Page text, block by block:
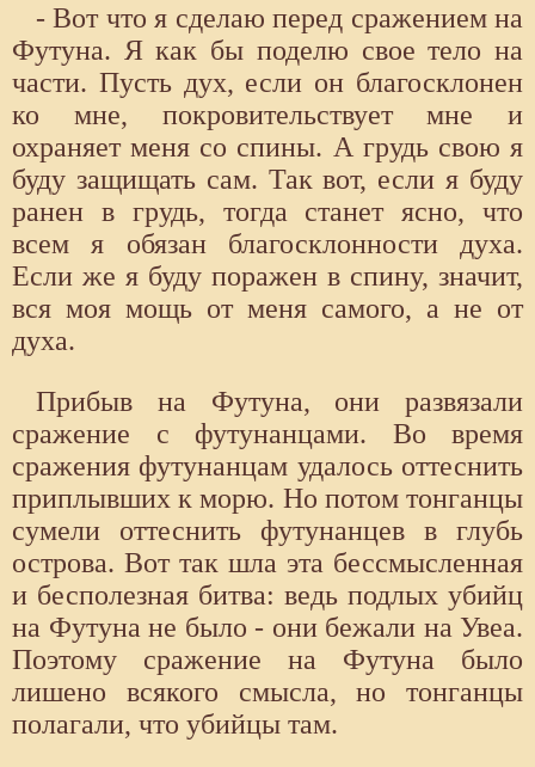
- Вот что я сделаю перед сражением на
Футуна. Я как бы поделю свое тело на
части. Пусть дух, если он благосклонен
ко мне, покровительствует мне и
охраняет меня со спины. А грудь свою я
буду защищать сам. Так вот, если я буду
ранен в грудь, тогда станет ясно, что
всем я обязан благосклонности духа.
Если же я буду поражен в спину, значит,
вся моя мощь от меня самого, а не от
духа.
Прибыв на Футуна, они развязали
сражение с футунанцами. Во время
сражения футунанцам удалось оттеснить
приплывших к морю. Но потом тонганцы
сумели оттеснить футунанцев в глубь
острова. Вот так шла эта бессмысленная
и бесполезная битва: ведь подлых убийц
на Футуна не было - они бежали на Увеа.
Поэтому сражение на Футуна было
лишено всякого смысла, но тонганцы
полагали, что убийцы там.